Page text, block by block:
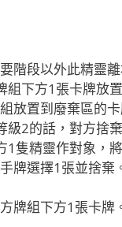
要階段以外此精靈
組下方1張卡牌放
放置到廢棄區的
級2的話，對方捨
1隻精靈作對象，
牌選擇1張並捨棄
牌組下方1張卡牌